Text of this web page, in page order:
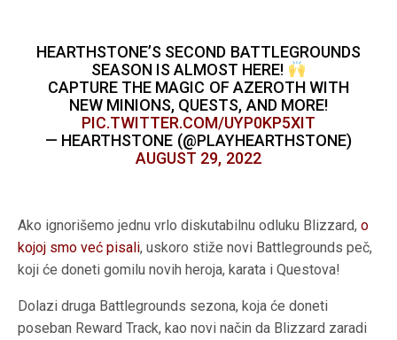
HEARTHSTONE’S SECOND BATTLEGROUNDS
SEASON IS ALMOST HERE!
CAPTURE THE MAGIC OF AZEROTH WITH
NEW MINIONS, QUESTS, AND MORE!
PIC.TWITTER.COM/UYP0KP5XIT
— HEARTHSTONE (@PLAYHEARTHSTONE)
AUGUST 29, 2022
Ako ignorišemo jednu vrlo diskutabilnu odluku Blizzard, o
kojoj smo već pisali, uskoro stiže novi Battlegrounds peč,
koji će doneti gomilu novih heroja, karata i Questova!
Dolazi druga Battlegrounds sezona, koja će doneti
poseban Reward Track, kao novi način da Blizzard zaradi